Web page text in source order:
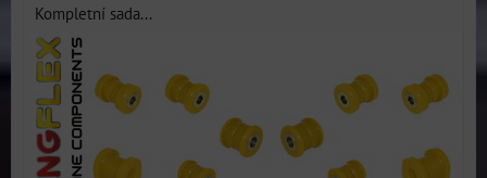
Kompletní sada...